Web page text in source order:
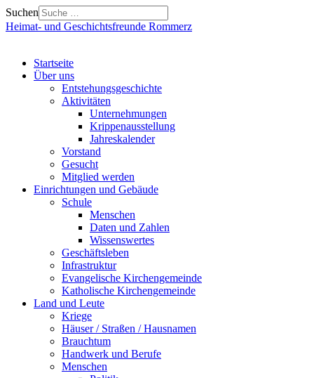
Suchen
Heimat- und Geschichtsfreunde Rommerz
Startseite
Über uns
Entstehungsgeschichte
Aktivitäten
Unternehmungen
Krippenausstellung
Jahreskalender
Vorstand
Gesucht
Mitglied werden
Einrichtungen und Gebäude
Schule
Menschen
Daten und Zahlen
Wissenswertes
Geschäftsleben
Infrastruktur
Evangelische Kirchengemeinde
Katholische Kirchengemeinde
Land und Leute
Kriege
Häuser / Straßen / Hausnamen
Brauchtum
Handwerk und Berufe
Menschen